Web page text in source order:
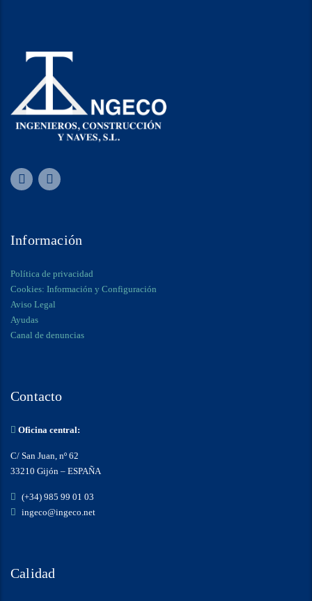
Información
Política de privacidad
Cookies: Información y Configuración
Aviso Legal
Ayudas
Canal de denuncias
Contacto
Oficina central:
C/ San Juan, nº 62
33210 Gijón – ESPAÑA
(+34) 985 99 01 03
ingeco@ingeco.net
Calidad